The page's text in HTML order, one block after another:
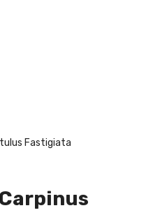
Fastigiata